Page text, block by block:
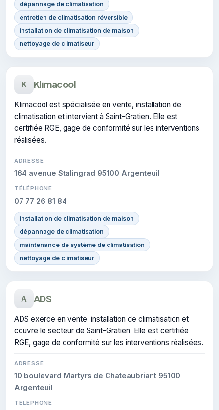
dépannage de climatisation
entretien de climatisation réversible
installation de climatisation de maison
nettoyage de climatiseur
K Klimacool
Klimacool est spécialisée en vente, installation de
climatisation et intervient à Saint-Gratien. Elle est
certifiée RGE, gage de conformité sur les interventions
réalisées.
ADRESSE
164 avenue Stalingrad 95100 Argenteuil
TÉLÉPHONE
07 77 26 81 84
installation de climatisation de maison
dépannage de climatisation
maintenance de système de climatisation
nettoyage de climatiseur
A ADS
ADS exerce en vente, installation de climatisation et
couvre le secteur de Saint-Gratien. Elle est certifiée
RGE, gage de conformité sur les interventions réalisées.
ADRESSE
10 boulevard Martyrs de Chateaubriant 95100
Argenteuil
TÉLÉPHONE